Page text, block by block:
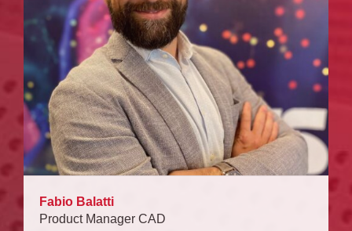
Fabio Balatti
Product Manager CAD